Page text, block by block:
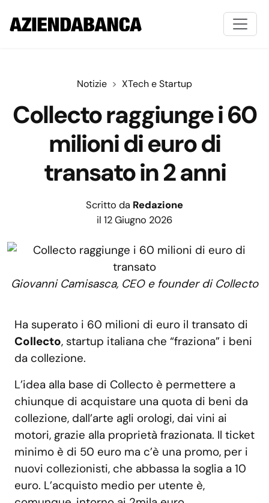
Notizie XTech e Startup
Collecto raggiunge i 60
milioni di euro di
transato in 2 anni
Scritto da Redazione
il 12 Giugno 2026
Giovanni Camisasca, CEO e founder di Collecto
Ha superato i 60 milioni di euro il transato di
Collecto, startup italiana che “fraziona” i beni
da collezione.
L’idea alla base di Collecto è permettere a
chiunque di acquistare una quota di beni da
collezione, dall’arte agli orologi, dai vini ai
motori, grazie alla proprietà frazionata. Il ticket
minimo è di 50 euro ma c’è una promo, per i
nuovi collezionisti, che abbassa la soglia a 10
euro. L’acquisto medio per utente è,